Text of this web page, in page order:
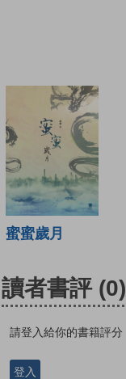
蜜蜜歲月
讀者書評 (0)
請登入給你的書籍評分
登入